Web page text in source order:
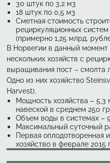
30 штук по 3,2 м3
18 штук по 0,5 м3
Сметная стоимость
рециркуляционных
(примерно 1,25 млрд.
В Норвегии в данный момент
нескольких хозяйств с
выращивания пост – смолта
Одно из них хозяйство
Harvest).
Мощность хозяйства – 5,3
навеской в среднем 250
Объем воды в системах –
Максимальный суточный
Первая оплодотворенная
хозяйство в феврале 2015